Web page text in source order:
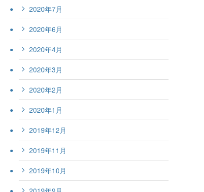
2020年7月
2020年6月
2020年4月
2020年3月
2020年2月
2020年1月
2019年12月
2019年11月
2019年10月